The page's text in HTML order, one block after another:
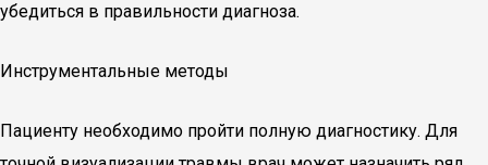
убедиться в правильности диагноза.
Инструментальные методы
Пациенту необходимо пройти полную диагностику. Для